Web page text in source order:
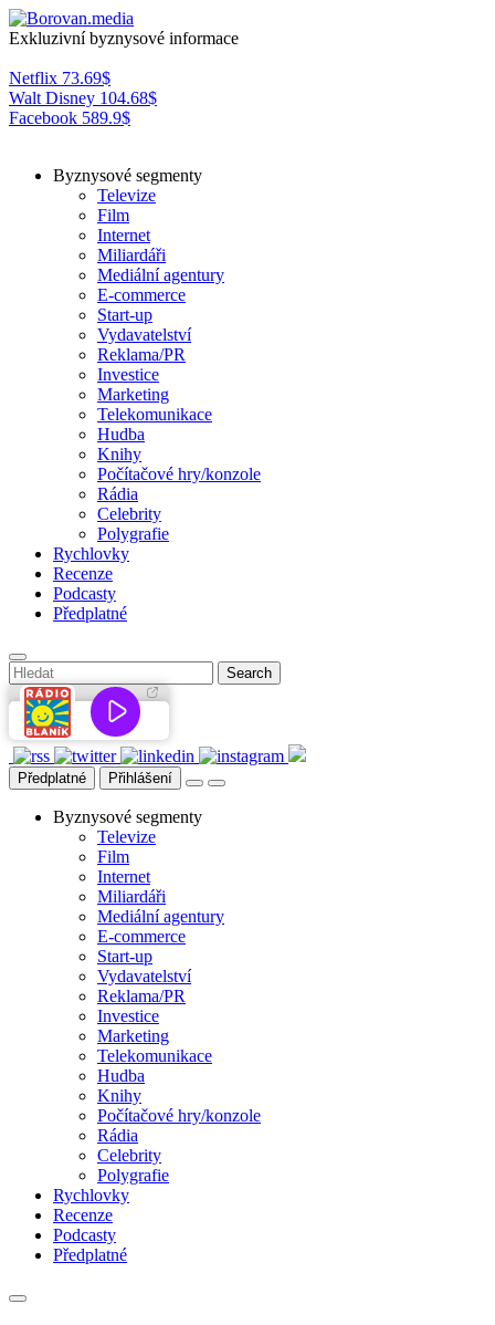
Exkluzivní byznysové informace
Netflix 73.69$
Walt Disney 104.68$
Facebook 589.9$
Byznysové segmenty
Televize
Film
Internet
Miliardáři
Mediální agentury
E-commerce
Start-up
Vydavatelství
Reklama/PR
Investice
Marketing
Telekomunikace
Hudba
Knihy
Počítačové hry/konzole
Rádia
Celebrity
Polygrafie
Rychlovky
Recenze
Podcasty
Předplatné
Předplatné Přihlášení
Byznysové segmenty
Televize
Film
Internet
Miliardáři
Mediální agentury
E-commerce
Start-up
Vydavatelství
Reklama/PR
Investice
Marketing
Telekomunikace
Hudba
Knihy
Počítačové hry/konzole
Rádia
Celebrity
Polygrafie
Rychlovky
Recenze
Podcasty
Předplatné